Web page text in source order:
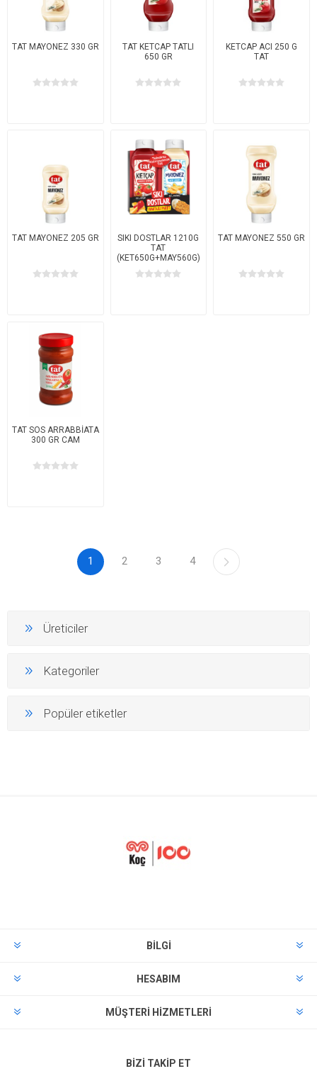
TAT MAYONEZ 330 GR
TAT KETCAP TATLI
650 GR
KETCAP ACI 250 G
TAT
TAT MAYONEZ 205 GR
SIKI DOSTLAR 1210G
TAT
(KET650G+MAY560G)
TAT MAYONEZ 550 GR
TAT SOS ARRABBİATA
300 GR CAM
1 2 3 4
Üreticiler
Kategoriler
Popüler etiketler
BILGI
HESABIM
MÜŞTERI HIZMETLERI
BIZI TAKIP ET